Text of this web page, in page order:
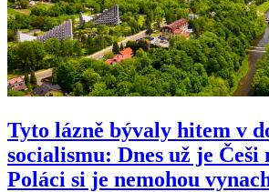
Tyto lázně bývaly hitem v
socialismu: Dnes už je Češi
Poláci si je nemohou